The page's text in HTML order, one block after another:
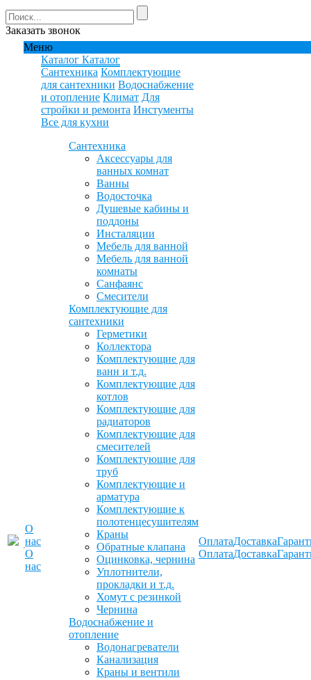
Заказать звонок
Меню
О
нас
О
нас
Каталог Каталог
Сантехника Комплектующие
для сантехники Водоснабжение
и отопление Климат Для
стройки и ремонта Инстументы
Все для кухни
Сантехника
Аксессуары для
ванных комнат
Ванны
Водосточка
Душевые кабины и
поддоны
Инсталяции
Мебель для ванной
Мебель для ванной
комнаты
Санфаянс
Смесители
Комплектующие для
сантехники
Герметики
Коллектора
Комплектующие для
ванн и т.д.
Комплектующие для
котлов
Комплектующие для
радиаторов
Комплектующие для
смесителей
Комплектующие для
труб
Комплектующие и
арматура
Комплектующие к
полотенцесушителям
Краны
Обратные клапана
Оцинковка, чернина
Уплотнители,
прокладки и т.д.
Хомут с резинкой
Чернина
Водоснабжение и
отопление
Водонагреватели
Канализация
Краны и вентили
Оплата
Оплата
Доставка
Доставка